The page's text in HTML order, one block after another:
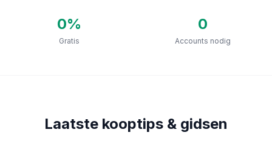
0%
Gratis
0
Accounts nodig
Laatste kooptips & gidsen